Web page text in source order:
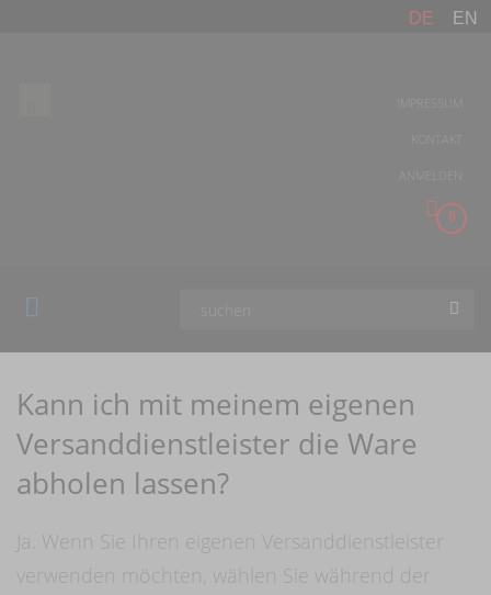
DE EN
0
Kann ich mit meinem eigenen
Versanddienstleister die Ware
abholen lassen?
Ja. Wenn Sie Ihren eigenen Versanddienstleister
verwenden möchten, wählen Sie während der